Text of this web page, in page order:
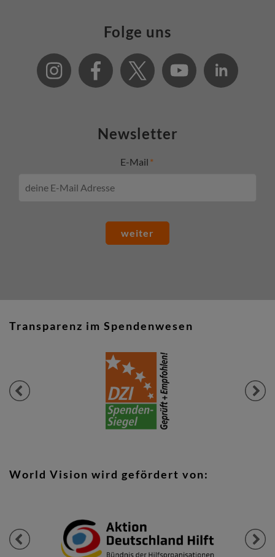
Folge uns
Newsletter
E-Mail
weiter
Transparenz im Spendenwesen
Previous Next
World Vision wird gefördert von:
Previous Next